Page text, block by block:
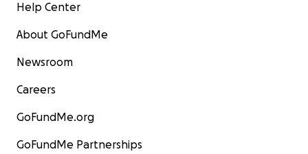
Help Center
About GoFundMe
Newsroom
Careers
GoFundMe.org
GoFundMe Partnerships